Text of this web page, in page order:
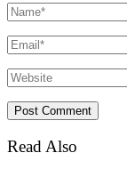
Read Also